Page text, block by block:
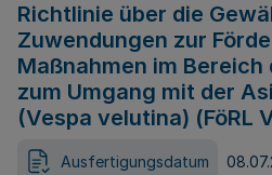
Richtlinie über die
Zuwendungen zur
Maßnahmen im
zum Umgang mit der
(Vespa velutina) (FöRL
Ausfertigungsdatum